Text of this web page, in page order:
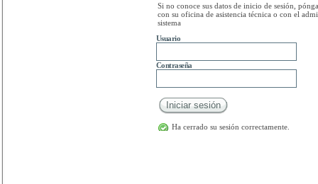
Si no conoce sus datos de inicio de sesión,
con su oficina de asistencia técnica o con el
sistema
Usuario
Contraseña
Ha cerrado su sesión correctamente.